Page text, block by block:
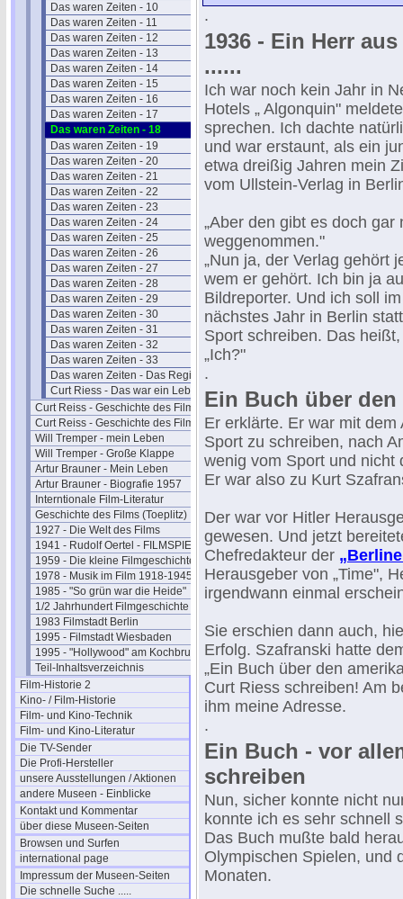
Das waren Zeiten - 10
Das waren Zeiten - 11
Das waren Zeiten - 12
Das waren Zeiten - 13
Das waren Zeiten - 14
Das waren Zeiten - 15
Das waren Zeiten - 16
Das waren Zeiten - 17
Das waren Zeiten - 18
Das waren Zeiten - 19
Das waren Zeiten - 20
Das waren Zeiten - 21
Das waren Zeiten - 22
Das waren Zeiten - 23
Das waren Zeiten - 24
Das waren Zeiten - 25
Das waren Zeiten - 26
Das waren Zeiten - 27
Das waren Zeiten - 28
Das waren Zeiten - 29
Das waren Zeiten - 30
Das waren Zeiten - 31
Das waren Zeiten - 32
Das waren Zeiten - 33
Das waren Zeiten - Das Register
Curt Riess - Das war ein Leben (1986)
Curt Reiss - Geschichte des Films I
Curt Reiss - Geschichte des Films II
Will Tremper - mein Leben
Will Tremper - Große Klappe
Artur Brauner - Mein Leben
Artur Brauner - Biografie 1957
Interntionale Film-Literatur
Geschichte des Films (Toeplitz)
1927 - Die Welt des Films
1941 - Rudolf Oertel - FILMSPIEGEL
1959 - Die kleine Filmgeschichte
1978 - Musik im Film 1918-1945
1985 - "So grün war die Heide"
1/2 Jahrhundert Filmgeschichte
1983 Filmstadt Berlin
1995 - Filmstadt Wiesbaden
1995 - "Hollywood" am Kochbrunnen
Teil-Inhaltsverzeichnis
Film-Historie 2
Kino- / Film-Historie
Film- und Kino-Technik
Film- und Kino-Literatur
Die TV-Sender
Die Profi-Hersteller
unsere Ausstellungen / Aktionen
andere Museen - Einblicke
Kontakt und Kommentar
über diese Museen-Seiten
Browsen und Surfen
international page
Impressum der Museen-Seiten
Die schnelle Suche .....
.
1936 - Ein Herr
......
Ich war noch kein Jahr in
Hotels „ Algonquin"
sprechen. Ich dachte
und war erstaunt, als ein
etwa dreißig Jahren mein
vom Ullstein-Verlag in
„Aber den gibt es doch
weggenommen."
„Nun ja, der Verlag gehört
wem er gehört. Ich bin ja
Bildreporter. Und ich soll
nächstes Jahr in Berlin
Sport schreiben. Das
„Ich?"
.
Ein Buch über
Er erklärte. Er war mit
Sport zu schreiben, nach
wenig vom Sport und nicht
Er war also zu Kurt
Der war vor Hitler
gewesen. Und jetzt
Chefredakteur der
Herausgeber von „Time",
irgendwann einmal
Sie erschien dann auch,
Erfolg. Szafranski hatte
„Ein Buch über den
Curt Riess schreiben! Am
ihm meine Adresse.
.
Ein Buch - vor
schreiben
Nun, sicher konnte nicht
konnte ich es sehr schnell
Das Buch mußte bald
Olympischen Spielen, und
Monaten.